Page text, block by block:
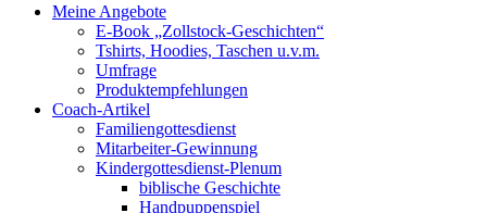
Meine Angebote
E-Book „Zollstock-Geschichten“
Tshirts, Hoodies, Taschen u.v.m.
Umfrage
Produktempfehlungen
Coach-Artikel
Familiengottesdienst
Mitarbeiter-Gewinnung
Kindergottesdienst-Plenum
biblische Geschichte
Handpuppenspiel